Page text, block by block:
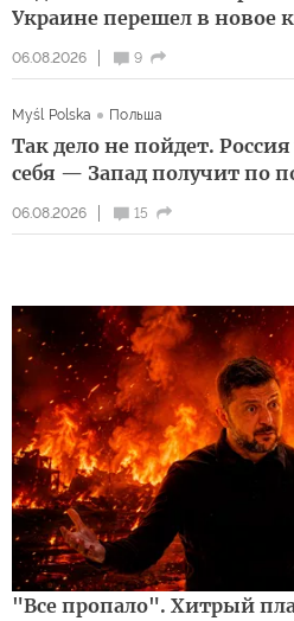
06.08.2026 9
Украине перешел в новое
06.08.2026 15
Myśl Polska Польша
Так дело не пойдет.
себя — Запад получит по
"Все пропало". Хитрый